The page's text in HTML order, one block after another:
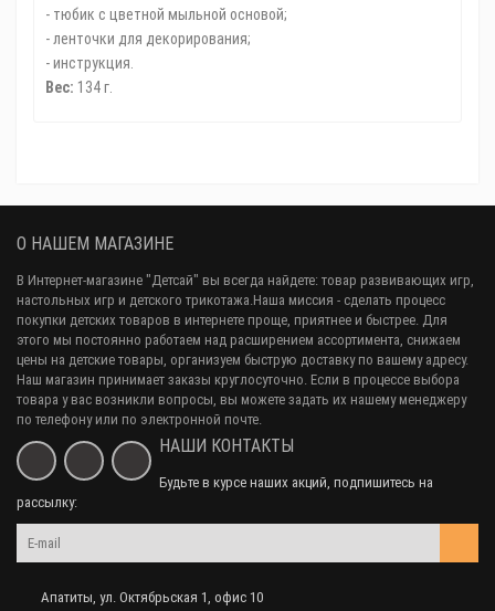
- тюбик с цветной мыльной основой;
- ленточки для декорирования;
- инструкция.
Вес: 134 г.
О НАШЕМ МАГАЗИНЕ
В Интернет-магазине "Детсай" вы всегда найдете: товар развивающих игр,
настольных игр и детского трикотажа.Наша миссия - сделать процесс
покупки детских товаров в интернете проще, приятнее и быстрее. Для
этого мы постоянно работаем над расширением ассортимента, снижаем
цены на детские товары, организуем быструю доставку по вашему адресу.
Наш магазин принимает заказы круглосуточно. Если в процессе выбора
товара у вас возникли вопросы, вы можете задать их нашему менеджеру
по телефону или по электронной почте.
НАШИ КОНТАКТЫ
Будьте в курсе наших акций, подпишитесь на
рассылку:
Апатиты, ул. Октябрьская 1, офис 10